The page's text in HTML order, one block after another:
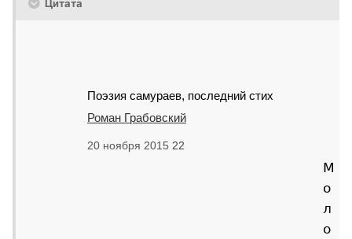
Цитата
Поэзия самураев, последний стих
Роман Грабовский
20 ноября 2015 22
М
о
л
о